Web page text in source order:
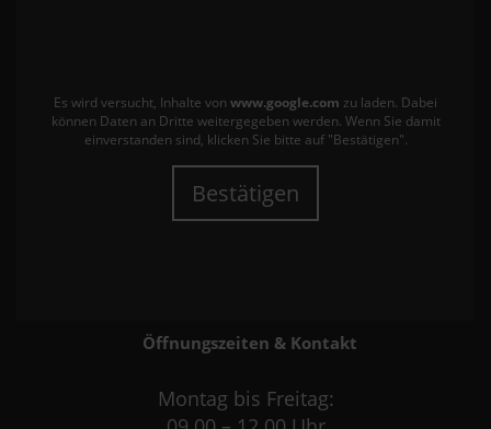
Es wird versucht, Inhalte von www.google.com zu laden. Dabei
können Daten an Dritte weitergegeben werden. Wenn Sie damit
einverstanden sind, klicken Sie bitte auf "Bestätigen".
Bestätigen
Öffnungszeiten & Kontakt
Montag bis Freitag: